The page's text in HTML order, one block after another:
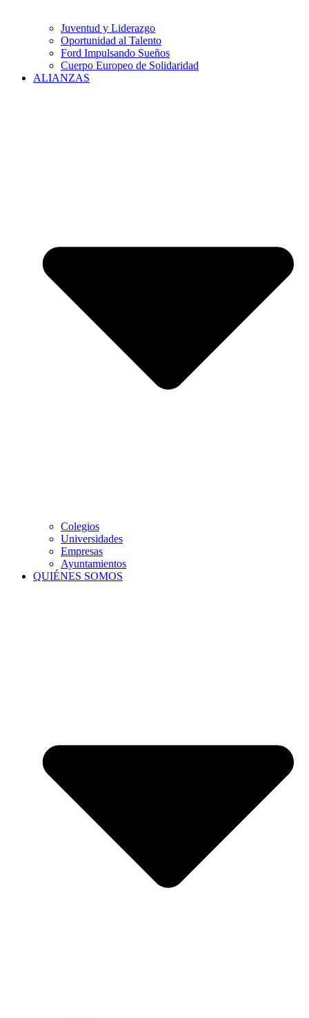
Juventud y Liderazgo
Oportunidad al Talento
Ford Impulsando Sueños
Cuerpo Europeo de Solidaridad
ALIANZAS
Colegios
Universidades
Empresas
Ayuntamientos
QUIÉNES SOMOS